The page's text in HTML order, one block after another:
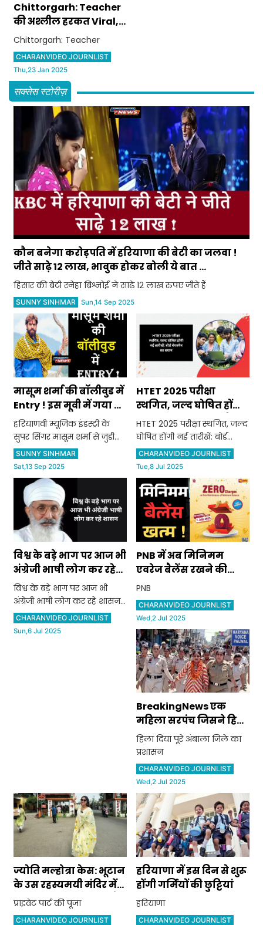
Chittorgarh: Teacher
की अश्लील हरकत Viral,
पद से हुए बर्खास्त,
Rajasthan Police ने
किए बड़े खुलासे
Chittorgarh: Teacher
CHARANVIDEO JOURNLIST
Thu,23 Jan 2025
सक्सेस स्टोरीज़
कौन बनेगा करोड़पति में हरियाणा की बेटी का जलवा !
जीते साढ़े 12 लाख, भावुक होकर बोली ये बात ...
हिसार की बेटी स्नेहा बिश्नोई ने साढ़े 12 लाख रुपए जीते हैं
SUNNY SINHMAR Sun,14 Sep 2025
मासूम शर्मा की बॉलीवुड में
Entry ! इस मूवी में गया ये
धांसू गाना !
हरियाणवी म्यूजिक इंडस्ट्री के
सुपर सिंगर मासूम शर्मा से जुडी
एक बड़ी खबर सामने आई है
SUNNY SINHMAR
Sat,13 Sep 2025
HTET 2025 परीक्षा
स्थगित, जल्द घोषित होंगी
नई तारीखें: बोर्ड चेयरमैन
का बयान
HTET 2025 परीक्षा स्थगित, जल्द
घोषित होंगी नई तारीखें: बोर्ड
चेयरमैन का बयान
CHARANVIDEO JOURNLIST
Tue,8 Jul 2025
विश्व के बड़े भाग पर आज भी
अंग्रेजी भाषी लोग कर रहे
शासन: ठाकुर दलीप सिंह
विश्व के बड़े भाग पर आज भी
अंग्रेजी भाषी लोग कर रहे शासन:
ठाकुर दलीप सिंह
CHARANVIDEO JOURNLIST
Sun,6 Jul 2025
PNB में अब मिनिमम
एवरेज बैलेंस रखने की
जरूरत नहीं:पहले 600
रुपए तक पेनाल्टी लगती
थी, जानें क्या हैं नए नियम
PNB
CHARANVIDEO JOURNLIST
Wed,2 Jul 2025
BreakingNews एक
महिला सरपंच जिसने हिला
दिया पूरे अंबाला जिले का
प्रशासन
हिला दिया पूरे अंबाला जिले का
प्रशासन
CHARANVIDEO JOURNLIST
Wed,2 Jul 2025
ज्योति मल्होत्रा केस: भूटान
के उस रहस्यमयी मंदिर में
गई थी ज्योति, जहां होती है
प्राइवेट पार्ट की पूजा
प्राइवेट पार्ट की पूजा
CHARANVIDEO JOURNLIST
हरियाणा में इस दिन से शुरू
होंगी गर्मियों की छुट्टियां
हरियाणा
CHARANVIDEO JOURNLIST